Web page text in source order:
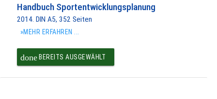
Handbuch Sportentwicklungsplanung
2014. DIN A5, 352 Seiten
»MEHR ERFAHREN ...
doneBEREITS AUSGEWÄHLT